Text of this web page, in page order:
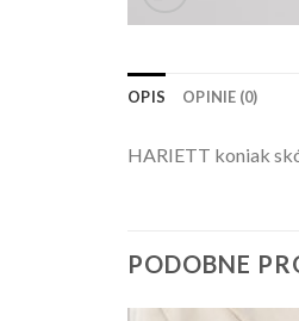
OPIS OPINIE (0)
HARIETT koniak
PODOBNE